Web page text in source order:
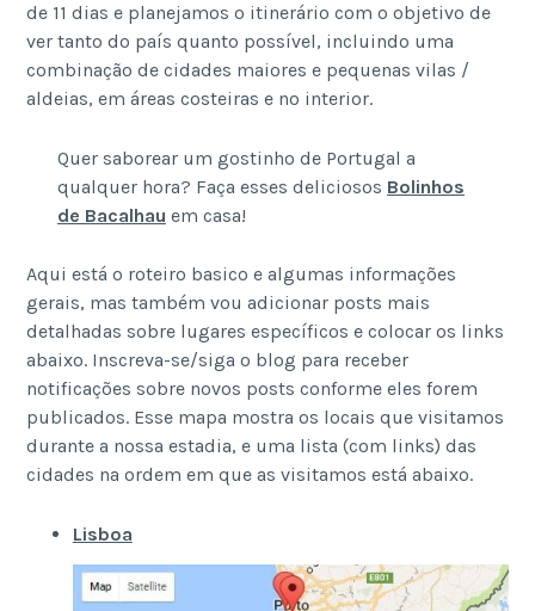
de 11 dias e planejamos o itinerário com o objetivo de
ver tanto do país quanto possível, incluindo uma
combinação de cidades maiores e pequenas vilas /
aldeias, em áreas costeiras e no interior.
Quer saborear um gostinho de Portugal a
qualquer hora? Faça esses deliciosos Bolinhos
de Bacalhau em casa!
Aqui está o roteiro basico e algumas informações
gerais, mas também vou adicionar posts mais
detalhadas sobre lugares específicos e colocar os links
abaixo. Inscreva-se/siga o blog para receber
notificações sobre novos posts conforme eles forem
publicados. Esse mapa mostra os locais que visitamos
durante a nossa estadia, e uma lista (com links) das
cidades na ordem em que as visitamos está abaixo.
Lisboa